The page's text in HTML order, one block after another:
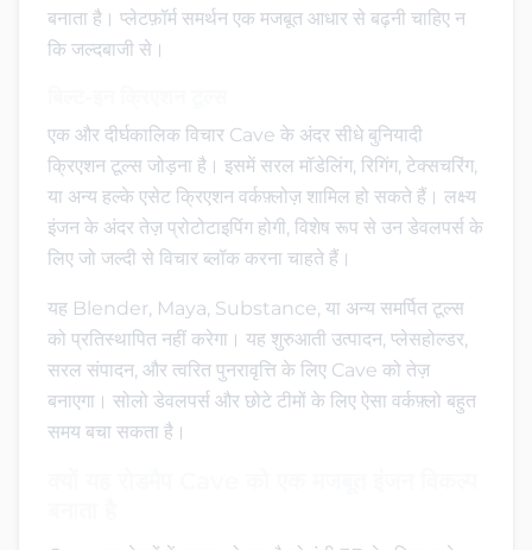
बनाता है। प्लेटफ़ॉर्म समर्थन एक मजबूत आधार से बढ़नी चाहिए न
कि जल्दबाजी से।
एक और दीर्घकालिक विचार Cave के अंदर सीधे बुनियादी
क्रिएशन टूल्स जोड़ना है। इसमें सरल मॉडेलिंग, रिगिंग, टेक्सचरिंग,
या अन्य हल्के एसेट क्रिएशन वर्कफ़्लोज़ शामिल हो सकते हैं। लक्ष्य
इंजन के अंदर तेज़ प्रोटोटाइपिंग होगी, विशेष रूप से उन डेवलपर्स के
लिए जो जल्दी से विचार ब्लॉक करना चाहते हैं।
यह Blender, Maya, Substance, या अन्य समर्पित टूल्स
को प्रतिस्थापित नहीं करेगा। यह शुरुआती उत्पादन, प्लेसहोल्डर,
सरल संपादन, और त्वरित पुनरावृत्ति के लिए Cave को तेज़
बनाएगा। सोलो डेवलपर्स और छोटे टीमों के लिए ऐसा वर्कफ़्लो बहुत
समय बचा सकता है।